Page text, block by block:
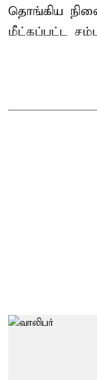
தொங்கிய
மீட்கப்பட்ட